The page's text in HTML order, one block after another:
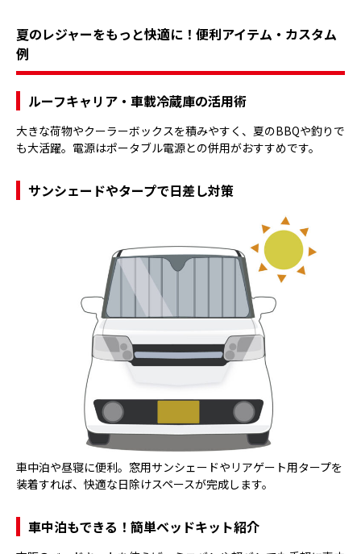
夏のレジャーをもっと快適に！便利アイテム・カスタム
例
ルーフキャリア・車載冷蔵庫の活用術
大きな荷物やクーラーボックスを積みやすく、夏のBBQや釣りで
も大活躍。電源はポータブル電源との併用がおすすめです。
サンシェードやタープで日差し対策
車中泊や昼寝に便利。窓用サンシェードやリアゲート用タープを
装着すれば、快適な日除けスペースが完成します。
車中泊もできる！簡単ベッドキット紹介